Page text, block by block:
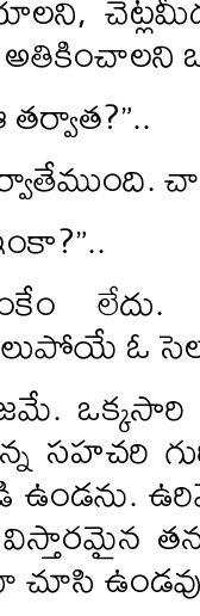
తర్వాత?”..
ఓ
ఒక్కసారి
సహచరి
ఉండను.
విస్తారమైన
చూసి